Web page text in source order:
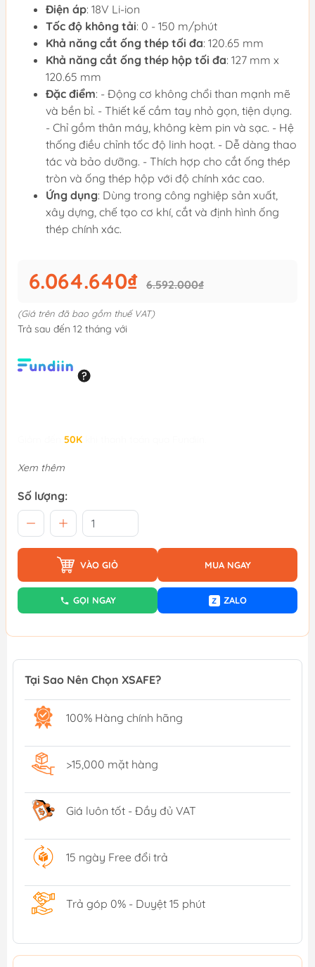
Điện áp: 18V Li-ion
Tốc độ không tải: 0 - 150 m/phút
Khả năng cắt ống thép tối đa: 120.65 mm
Khả năng cắt ống thép hộp tối đa: 127 mm x
120.65 mm
Đặc điểm: - Động cơ không chổi than mạnh mẽ
và bền bỉ. - Thiết kế cầm tay nhỏ gọn, tiện dụng.
- Chỉ gồm thân máy, không kèm pin và sạc. - Hệ
thống điều chỉnh tốc độ linh hoạt. - Dễ dàng thao
tác và bảo dưỡng. - Thích hợp cho cắt ống thép
tròn và ống thép hộp với độ chính xác cao.
Ứng dụng: Dùng trong công nghiệp sản xuất,
xây dựng, chế tạo cơ khí, cắt và định hình ống
thép chính xác.
6.064.640₫ 6.592.000₫
(Giá trên đã bao gồm thuế VAT)
Trả sau đến 12 tháng với
50K
Xem thêm
Số lượng:
VÀO GIỎ MUA NGAY
GỌI NGAY Z ZALO
Tại Sao Nên Chọn XSAFE?
100% Hàng chính hãng
>15,000 mặt hàng
Giá luôn tốt - Đầy đủ VAT
15 ngày Free đổi trả
Trả góp 0% - Duyệt 15 phút